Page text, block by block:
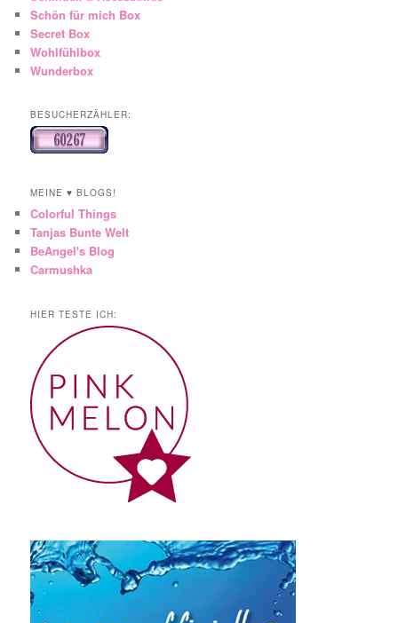
Schön für mich Box
Secret Box
Wohlfühlbox
Wunderbox
BESUCHERZÄHLER:
MEINE ♥ BLOGS!
Colorful Things
Tanjas Bunte Welt
BeAngel's Blog
Carmushka
HIER TESTE ICH: